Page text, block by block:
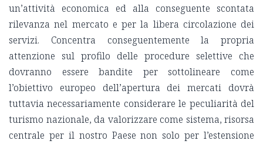
un’attività economica ed alla conseguente scontata
rilevanza nel mercato e per la libera circolazione dei
servizi. Concentra conseguentemente la propria
attenzione sul profilo delle procedure selettive che
dovranno essere bandite per sottolineare come
l’obiettivo europeo dell’apertura dei mercati dovrà
tuttavia necessariamente considerare le peculiarità del
turismo nazionale, da valorizzare come sistema, risorsa
centrale per il nostro Paese non solo per l’estensione